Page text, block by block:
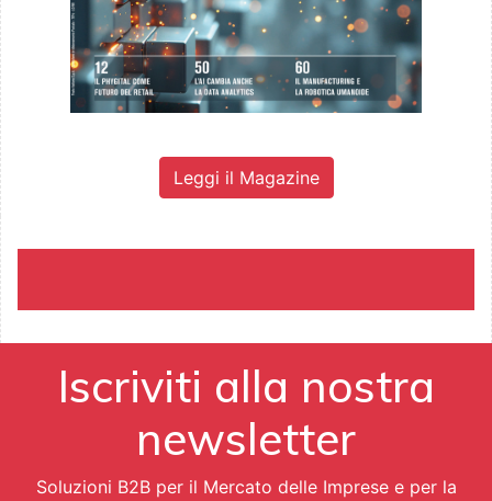
Leggi il Magazine
Iscriviti alla nostra
newsletter
Soluzioni B2B per il Mercato delle Imprese e per la